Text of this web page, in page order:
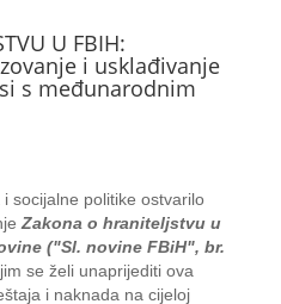
U FBIH:
i usklađivanje
s međunarodnim
socijalne politike ostvarilo
Zakona o hraniteljstvu u
("Sl. novine FBiH", br.
se želi unaprijediti ova
i naknada na cijeloj